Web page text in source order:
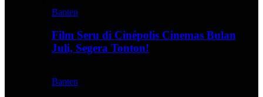
Banten
Film Seru di Cinépolis Cinemas Bulan
Juli, Segera Tonton!
Banten